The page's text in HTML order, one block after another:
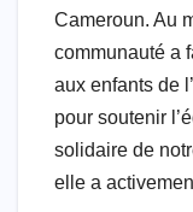
Cameroun. Au
communauté a
aux enfants de
pour soutenir
solidaire de
elle a